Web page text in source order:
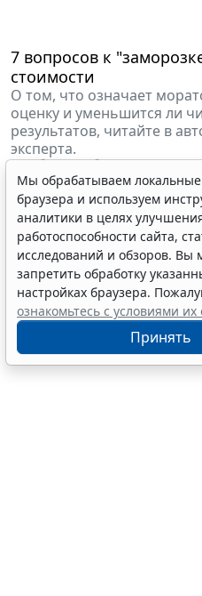
7 вопросов к
стоимости
О том, что означает
оценку и уменьшится ли
результатов, читайте в
эксперта.
1 ноября 2016Общество
Колов Александр
Главный юрисконсульт
Мы обрабатываем
браузера и используем
аналитики в целях
работоспособности сайта,
исследований и обзоров. Вы
запретить обработку
настройках браузера.
ознакомьтесь с условиями их
Принять